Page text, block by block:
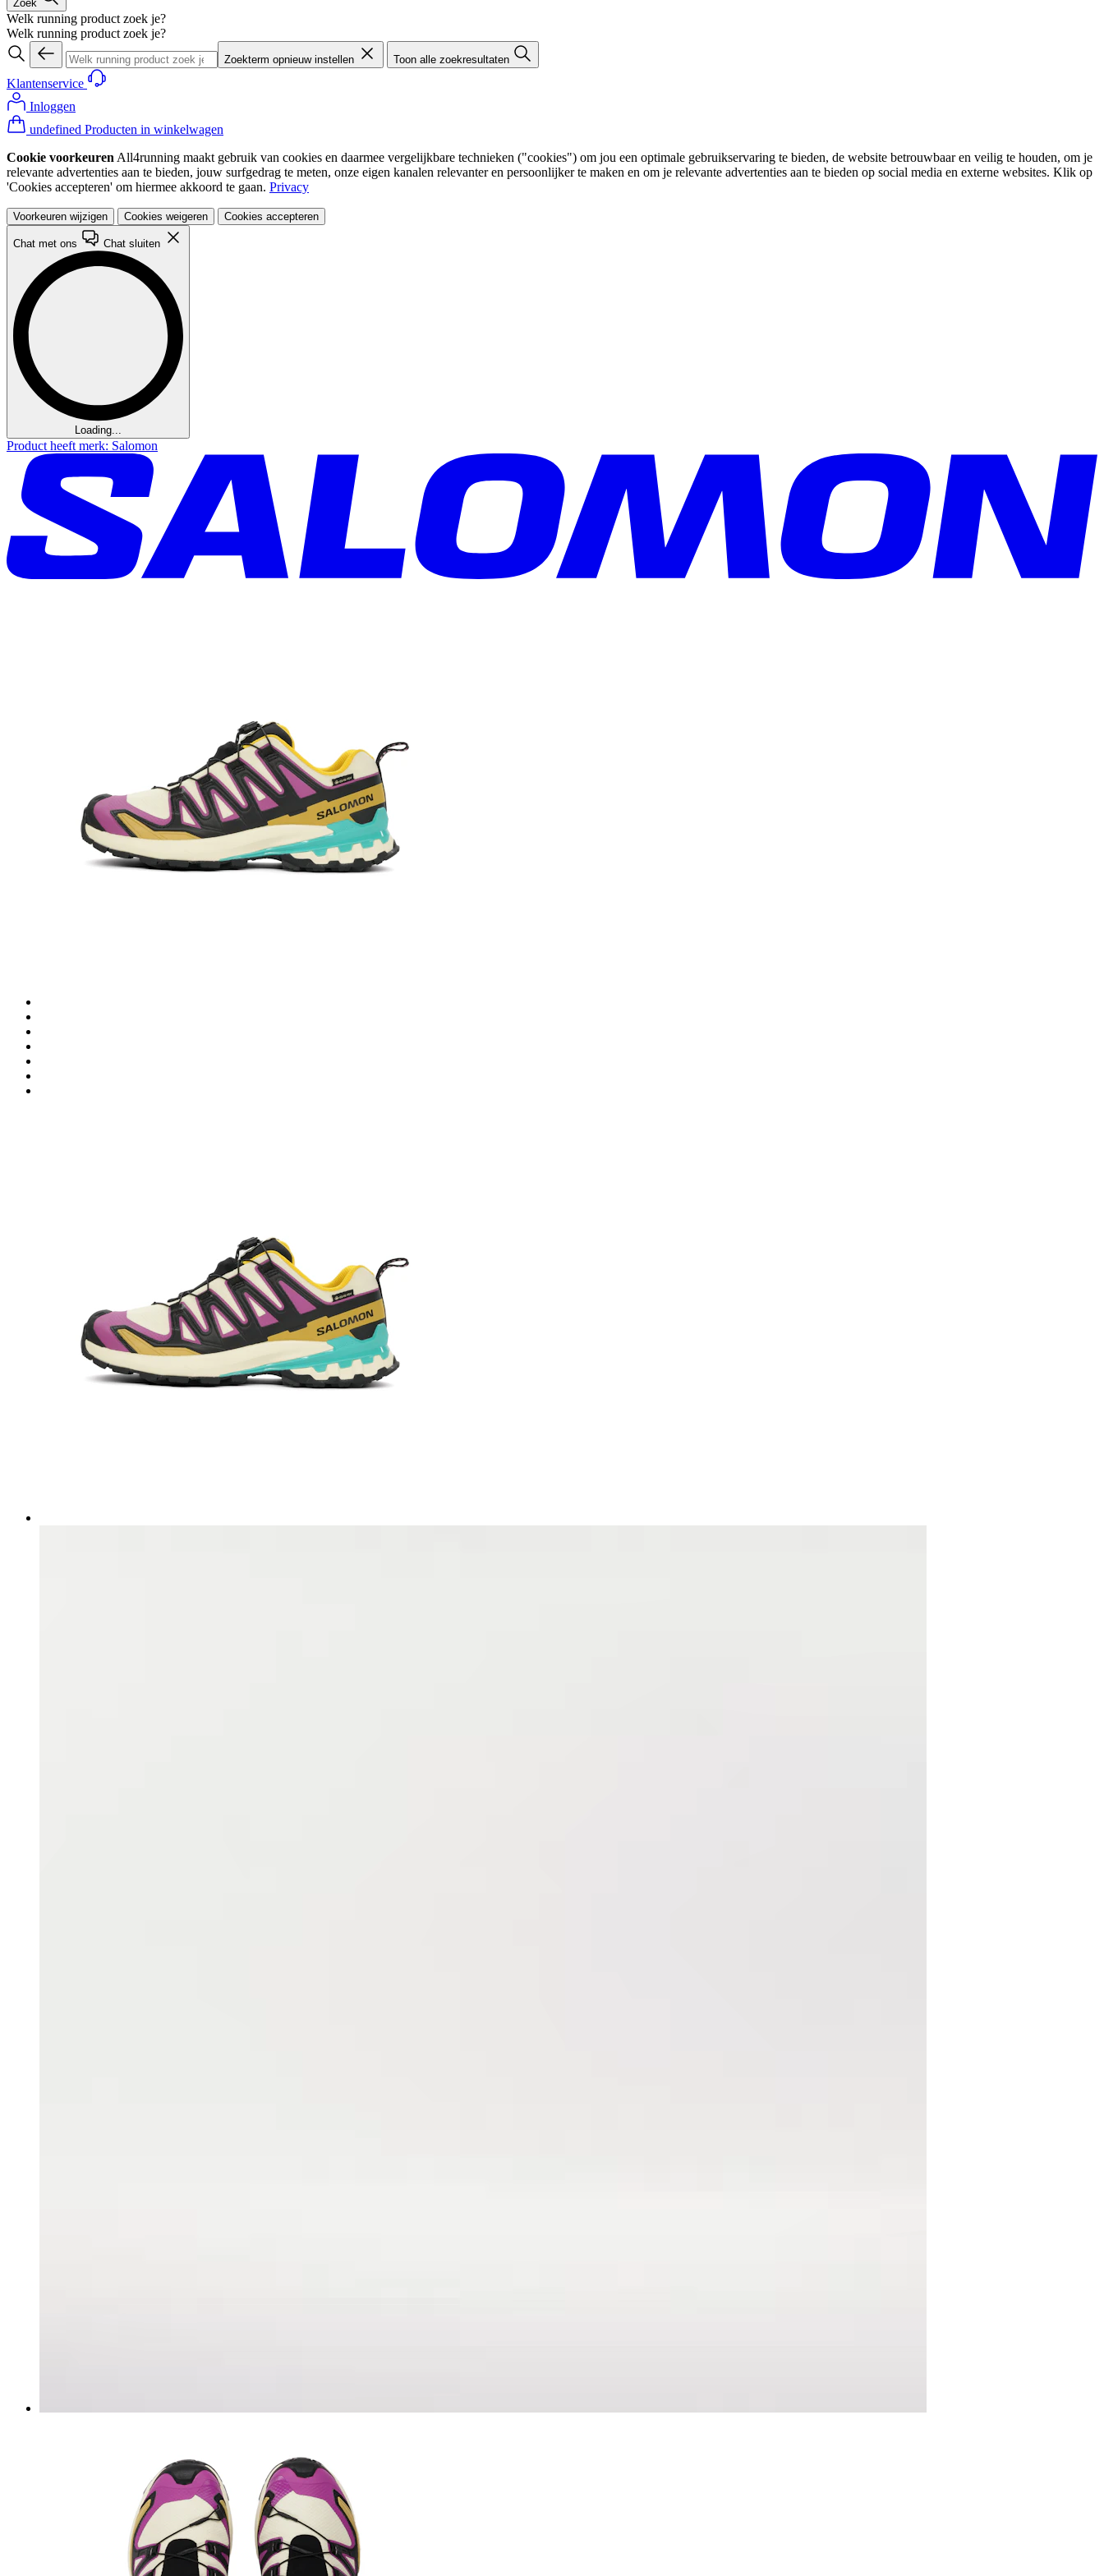
Zoek
Welk running product zoek je?
Welk running product zoek je?
Zoekterm opnieuw instellen Toon alle zoekresultaten
Klantenservice
Inloggen
undefined Producten in winkelwagen
Cookie voorkeuren All4running maakt gebruik van cookies en daarmee vergelijkbare technieken ("cookies") om jou een optimale gebruikservaring te bieden, de website betrouwbaar en veilig te houden, om je
relevante advertenties aan te bieden, jouw surfgedrag te meten, onze eigen kanalen relevanter en persoonlijker te maken en om je relevante advertenties aan te bieden op social media en externe websites. Klik op
'Cookies accepteren' om hiermee akkoord te gaan. Privacy
Voorkeuren wijzigen Cookies weigeren Cookies accepteren
Chat met ons Chat sluiten
Loading...
Product heeft merk: Salomon